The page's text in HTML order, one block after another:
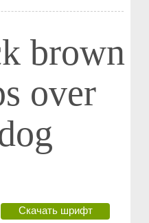
brown
over
Скачать шрифт